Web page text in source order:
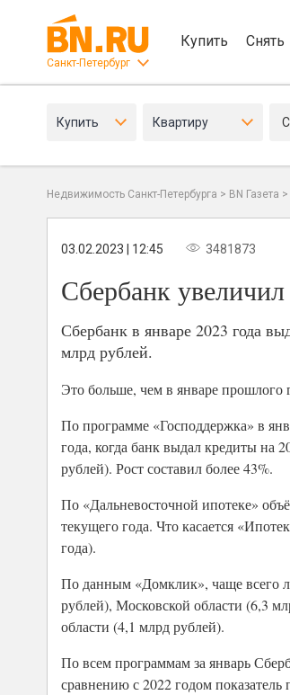
Санкт-Петербург
Купить Снять
Купить Квартиру
Недвижимость Санкт-Петербурга > BN Газета >
03.02.2023 | 12:45 3481873
Сбербанк
Сбербанк в январе 2023 года
млрд рублей.
Это больше, чем в январе
По программе «Господдержка» в
года, когда банк выдал кредиты на
рублей). Рост составил более 43%.
По «Дальневосточной ипотеке»
текущего года. Что касается
года).
По данным «Домклик», чаще всего
рублей), Московской области (6,3
области (4,1 млрд рублей).
По всем программам за январь
сравнению с 2022 годом